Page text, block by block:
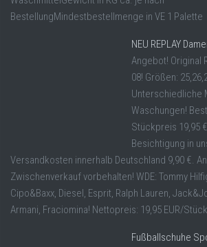
BestellungMindestbestellmenge in VE 1 Palette
NEU REPLAY
Angebot! Original
08! Größen:
Unterschiedliche
Waschungen!
Stückpreis 19,95
Besichtigung in
Versandkosten innerhalb Deutschland 9,90 €.
Zwischenverkauf vorbehalten! WDE: Tommy
Cipo&Baxx, Diesel, Esprit, Ralph Lauren,
Armani, Fraciomina! Nettopreis: 19,95 EUR/
Fußballschuhe